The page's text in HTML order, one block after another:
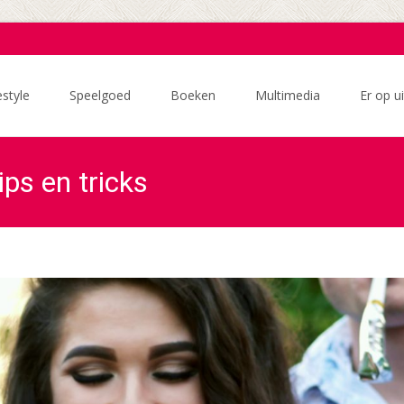
Speelgoed Boeken Multimedia Er op
en tricks